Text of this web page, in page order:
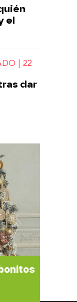
el
| 22
dar